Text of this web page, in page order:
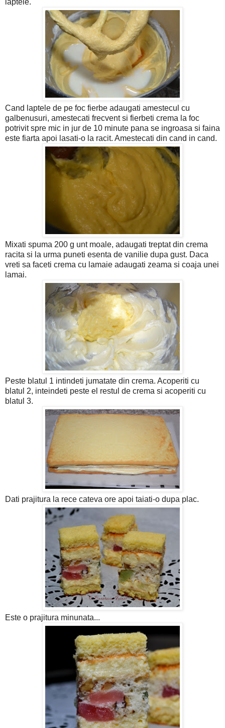
laptele.
Cand laptele de pe foc fierbe adaugati amestecul cu
galbenusuri, amestecati frecvent si fierbeti crema la foc
potrivit spre mic in jur de 10 minute pana se ingroasa si faina
este fiarta apoi lasati-o la racit. Amestecati din cand in cand.
Mixati spuma 200 g unt moale, adaugati treptat din crema
racita si la urma puneti esenta de vanilie dupa gust. Daca
vreti sa faceti crema cu lamaie adaugati zeama si coaja unei
lamai.
Peste blatul 1 intindeti jumatate din crema. Acoperiti cu
blatul 2, inteindeti peste el restul de crema si acoperiti cu
blatul 3.
Dati prajitura la rece cateva ore apoi taiati-o dupa plac.
Este o prajitura minunata...